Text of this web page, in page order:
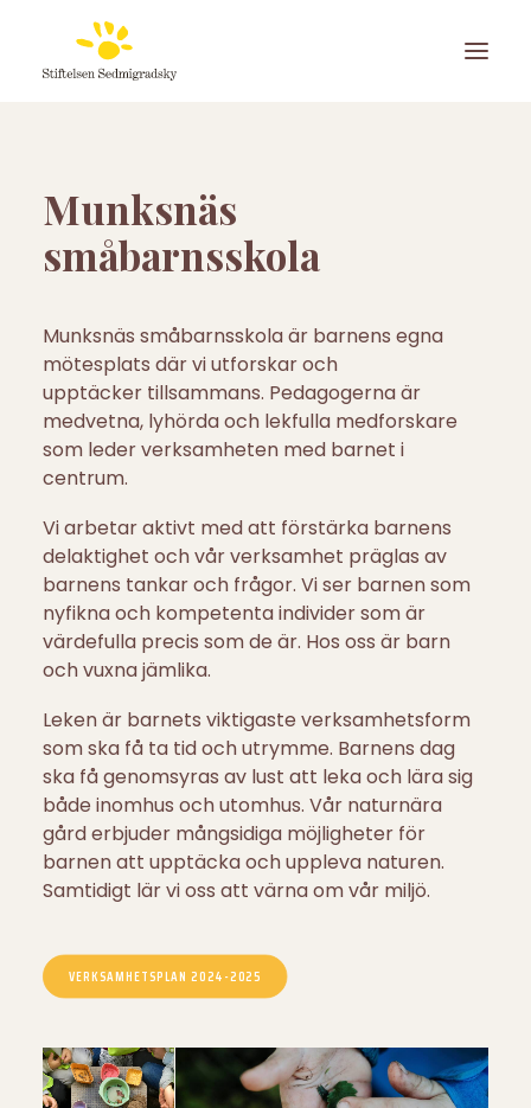
ANSÖK OM PLATS
Munksnäs
småbarnsskola
Munksnäs småbarnsskola är barnens egna
mötesplats där vi utforskar och
upptäcker tillsammans. Pedagogerna är
medvetna, lyhörda och lekfulla medforskare
som leder verksamheten med barnet i
centrum.
Vi arbetar aktivt med att förstärka barnens
delaktighet och vår verksamhet präglas av
barnens tankar och frågor. Vi ser barnen som
nyfikna och kompetenta individer som är
värdefulla precis som de är. Hos oss är barn
och vuxna jämlika.
Leken är barnets viktigaste verksamhetsform
som ska få ta tid och utrymme. Barnens dag
ska få genomsyras av lust att leka och lära sig
både inomhus och utomhus. Vår naturnära
gård erbjuder mångsidiga möjligheter för
barnen att upptäcka och uppleva naturen.
Samtidigt lär vi oss att värna om vår miljö.
VERKSAMHETSPLAN 2024-2025